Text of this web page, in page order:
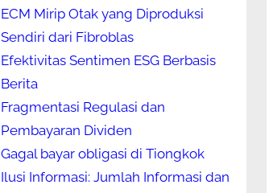
ECM Mirip Otak yang Diproduksi
Sendiri dari Fibroblas
Efektivitas Sentimen ESG Berbasis
Berita
Fragmentasi Regulasi dan
Pembayaran Dividen
Gagal bayar obligasi di Tiongkok
Ilusi Informasi: Jumlah Informasi dan